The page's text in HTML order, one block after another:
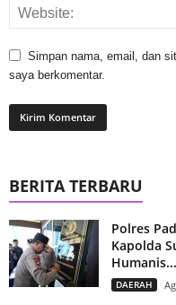
Simpan nama, email, dan
saya berkomentar.
BERITA TERBARU
Polres
Kapolda
Humanis...
DAERAH